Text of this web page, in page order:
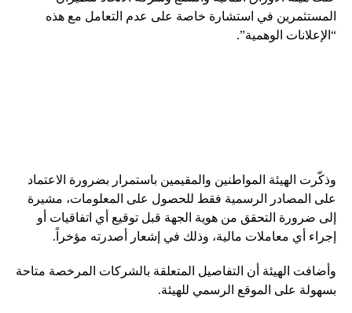
المستثمرين في استشارة خاصة على عدم التعامل مع هذه
“الإعلانات الوهمية”.
وذكّرت الهيئة المواطنين والمقيمين باستمرار بضرورة الاعتماد
على المصادر الرسمية فقط للحصول على المعلومات، مشيرة
إلى ضرورة التحقق من هوية الجهة قبل توقيع أي اتفاقيات أو
إجراء أي معاملات مالية، وذلك في إشعار أصدرته مؤخراً.
وأضافت الهيئة أن التفاصيل المتعلقة بالشركات المرخصة متاحة
بسهولة على الموقع الرسمي للهيئة.